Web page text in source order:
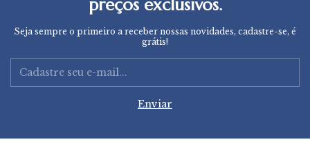
preços exclusivos.
Seja sempre o primeiro a receber nossas novidades, cadastre-se, é
grátis!